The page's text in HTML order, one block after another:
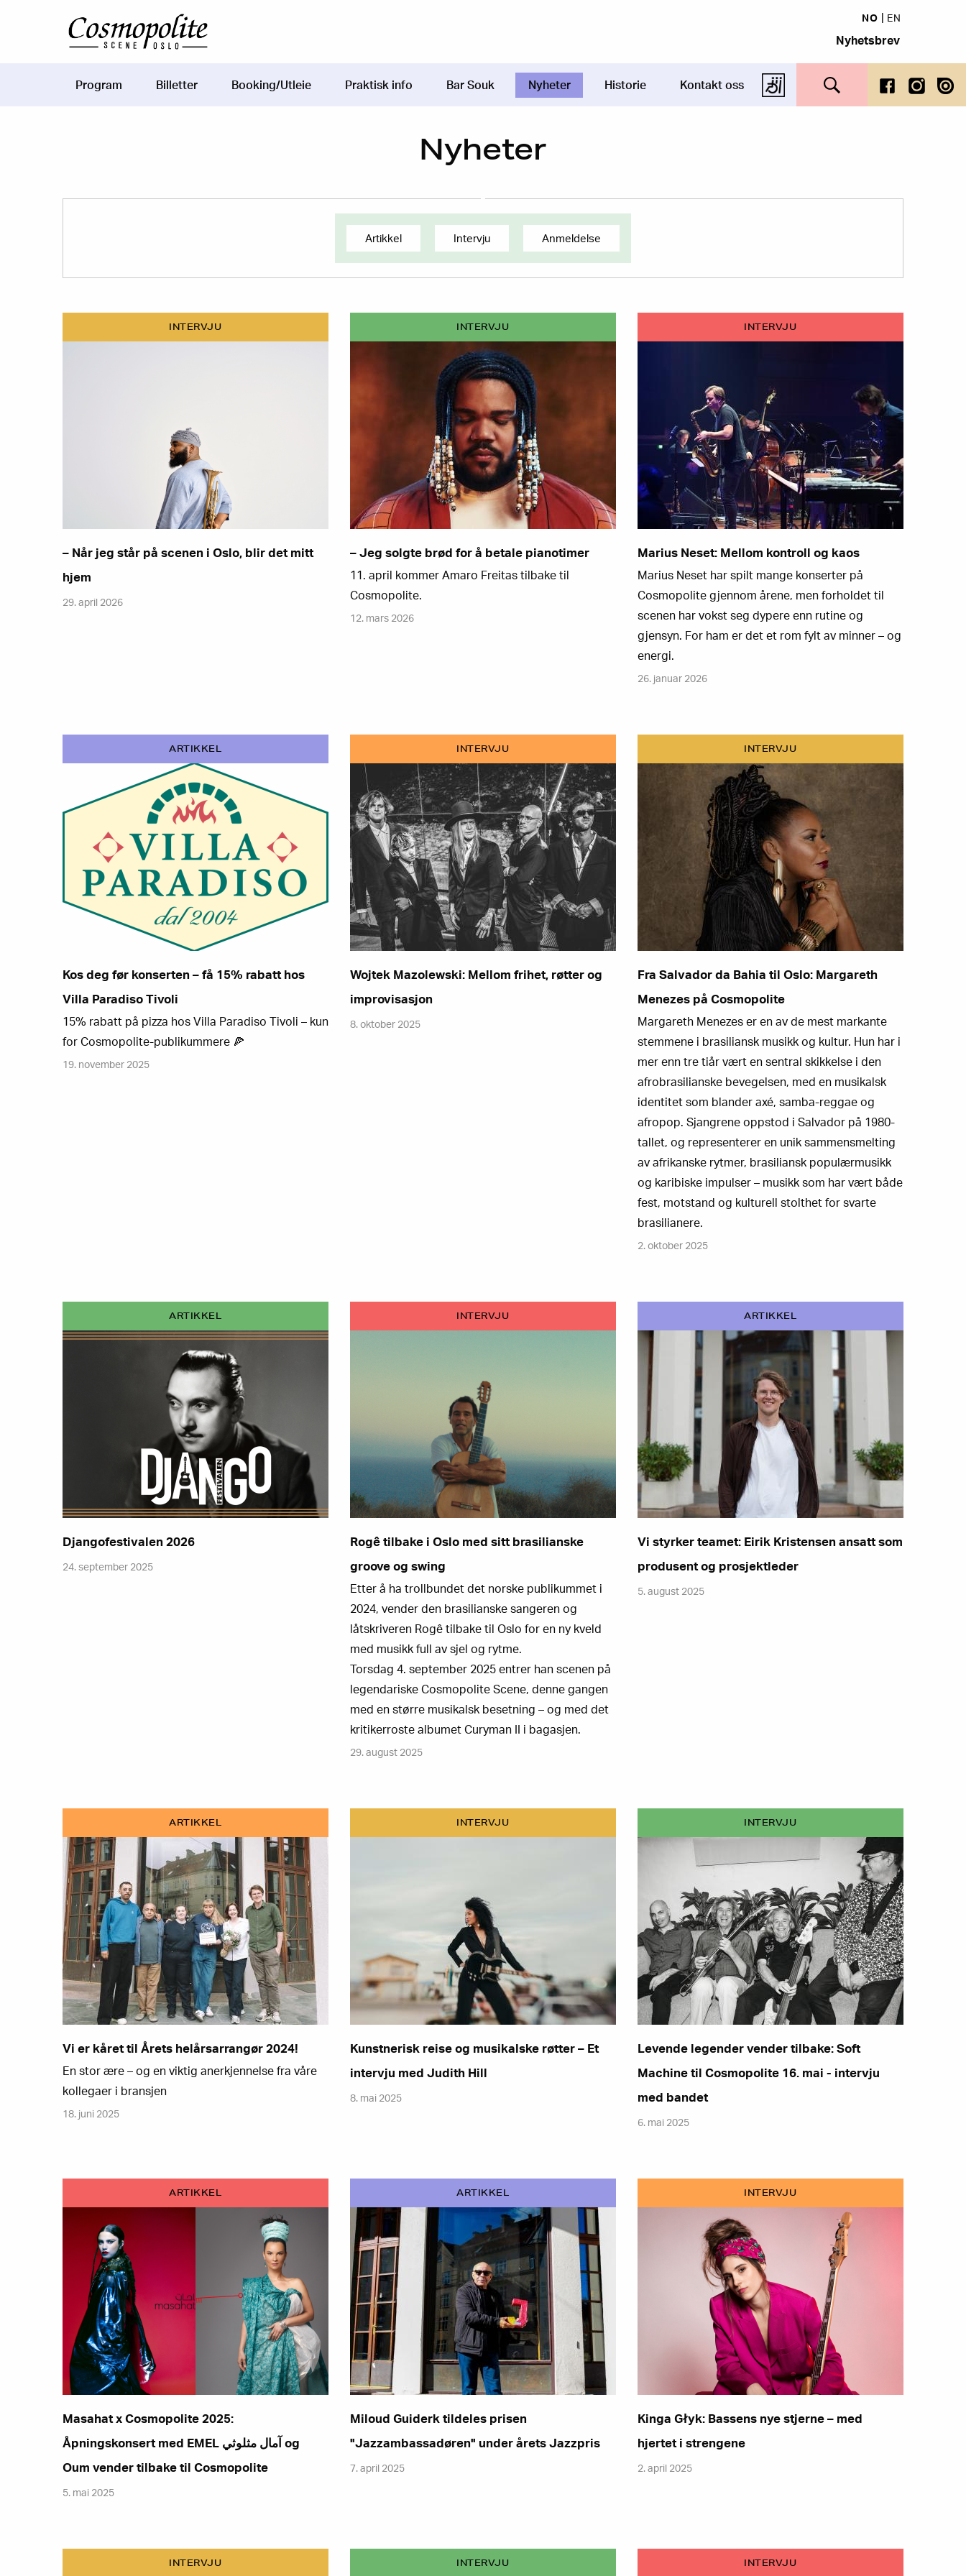
NO EN
Nyhetsbrev
Main
Program Billetter Booking/Utleie Praktisk info Bar Souk Nyheter Historie Kontakt oss Search this site
Nyheter
Artikkel Intervju Anmeldelse
INTERVJU
– Når jeg står på scenen i Oslo, blir det mitt
hjem
29. april 2026
INTERVJU
– Jeg solgte brød for å betale pianotimer
11. april kommer Amaro Freitas tilbake til
Cosmopolite.
12. mars 2026
INTERVJU
Marius Neset: Mellom kontroll og kaos
Marius Neset har spilt mange konserter på
Cosmopolite gjennom årene, men forholdet til
scenen har vokst seg dypere enn rutine og
gjensyn. For ham er det et rom fylt av minner – og
energi.
26. januar 2026
ARTIKKEL
Kos deg før konserten – få 15% rabatt hos
Villa Paradiso Tivoli
15% rabatt på pizza hos Villa Paradiso Tivoli – kun
for Cosmopolite-publikummere 🍕
19. november 2025
INTERVJU
Wojtek Mazolewski: Mellom frihet, røtter og
improvisasjon
8. oktober 2025
INTERVJU
Fra Salvador da Bahia til Oslo: Margareth
Menezes på Cosmopolite
Margareth Menezes er en av de mest markante
stemmene i brasiliansk musikk og kultur. Hun har i
mer enn tre tiår vært en sentral skikkelse i den
afrobrasilianske bevegelsen, med en musikalsk
identitet som blander axé, samba-reggae og
afropop. Sjangrene oppstod i Salvador på 1980-
tallet, og representerer en unik sammensmelting
av afrikanske rytmer, brasiliansk populærmusikk
og karibiske impulser – musikk som har vært både
fest, motstand og kulturell stolthet for svarte
brasilianere.
2. oktober 2025
ARTIKKEL
Djangofestivalen 2026
24. september 2025
INTERVJU
Rogê tilbake i Oslo med sitt brasilianske
groove og swing
Etter å ha trollbundet det norske publikummet i
2024, vender den brasilianske sangeren og
låtskriveren Rogê tilbake til Oslo for en ny kveld
med musikk full av sjel og rytme.
Torsdag 4. september 2025 entrer han scenen på
legendariske Cosmopolite Scene, denne gangen
med en større musikalsk besetning – og med det
kritikerroste albumet Curyman II i bagasjen.
29. august 2025
ARTIKKEL
Vi styrker teamet: Eirik Kristensen ansatt som
produsent og prosjektleder
5. august 2025
ARTIKKEL
Vi er kåret til Årets helårsarrangør 2024!
En stor ære – og en viktig anerkjennelse fra våre
kollegaer i bransjen
18. juni 2025
INTERVJU
Kunstnerisk reise og musikalske røtter – Et
intervju med Judith Hill
8. mai 2025
INTERVJU
Levende legender vender tilbake: Soft
Machine til Cosmopolite 16. mai - intervju
med bandet
6. mai 2025
ARTIKKEL
Masahat x Cosmopolite 2025:
Åpningskonsert med EMEL آمال مثلوثي og
Oum vender tilbake til Cosmopolite
5. mai 2025
ARTIKKEL
Miloud Guiderk tildeles prisen
"Jazzambassadøren" under årets Jazzpris
7. april 2025
INTERVJU
Kinga Głyk: Bassens nye stjerne – med
hjertet i strengene
2. april 2025
INTERVJU INTERVJU INTERVJU